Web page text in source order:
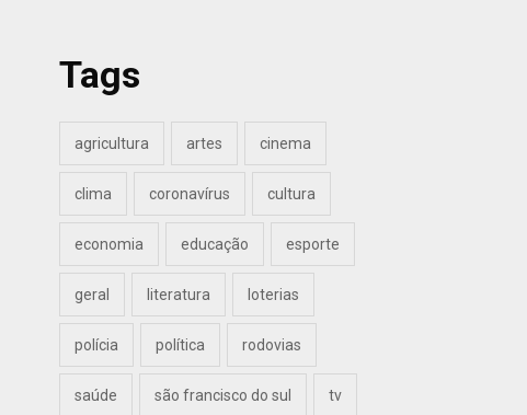
Tags
agricultura artes cinema
clima coronavírus cultura
economia educação esporte
geral literatura loterias
polícia política rodovias
saúde são francisco do sul tv